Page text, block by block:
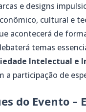
e designs
cultural e
acontecerá de
temas
Intelectual e
a participação de
do Evento –